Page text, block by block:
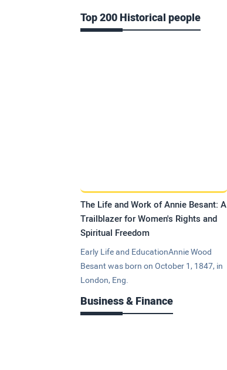
Top 200 Historical people
The Life and Work of Annie Besant: A
Trailblazer for Women's Rights and
Spiritual Freedom
Early Life and EducationAnnie Wood
Besant was born on October 1, 1847, in
London, Eng.
Business & Finance